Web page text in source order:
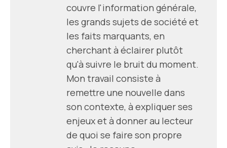
couvre l'information générale,
les grands sujets de société et
les faits marquants, en
cherchant à éclairer plutôt
qu'à suivre le bruit du moment.
Mon travail consiste à
remettre une nouvelle dans
son contexte, à expliquer ses
enjeux et à donner au lecteur
de quoi se faire son propre